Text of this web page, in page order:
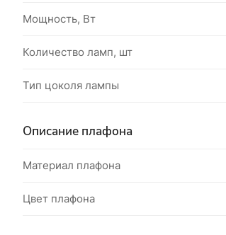
Мощность, Вт
Количество ламп, шт
Тип цоколя лампы
Описание плафона
Материал плафона
Цвет плафона